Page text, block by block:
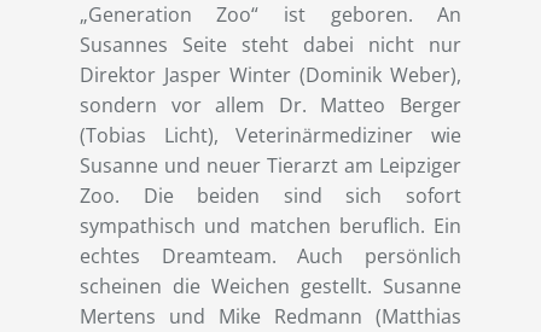
„Generation Zoo“ ist geboren. An
Susannes Seite steht dabei nicht nur
Direktor Jasper Winter (Dominik Weber),
sondern vor allem Dr. Matteo Berger
(Tobias Licht), Veterinärmediziner wie
Susanne und neuer Tierarzt am Leipziger
Zoo. Die beiden sind sich sofort
sympathisch und matchen beruflich. Ein
echtes Dreamteam. Auch persönlich
scheinen die Weichen gestellt. Susanne
Mertens und Mike Redmann (Matthias